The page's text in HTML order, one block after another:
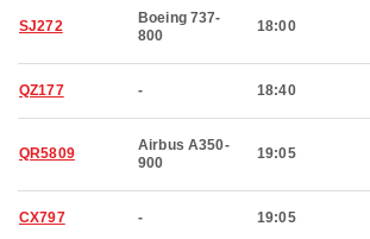
SJ272
Boeing 737-
800
18:00
QZ177 - 18:40
QR5809
Airbus A350-
900
19:05
CX797 - 19:05